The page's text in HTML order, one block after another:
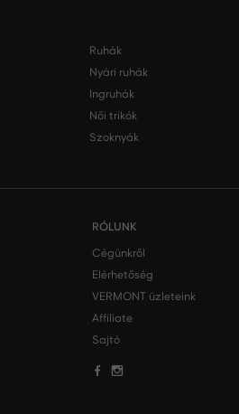
Ruhák
Nyári ruhák
Ingruhák
Női trikók
Szoknyák
RÓLUNK
Cégünkről
Elérhetőség
VERMONT üzleteink
Affiliate
Sajtó